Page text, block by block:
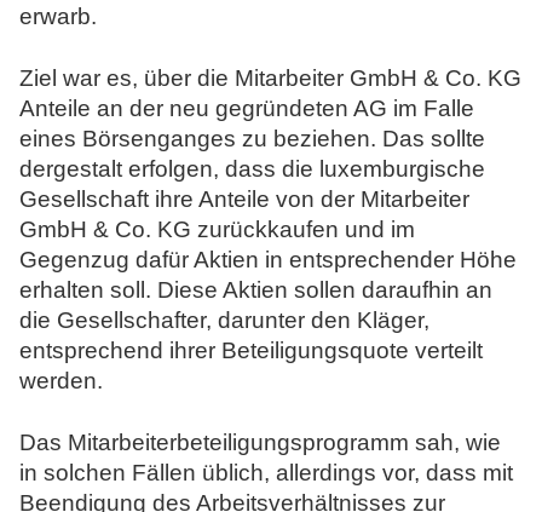
erwarb.
Ziel war es, über die Mitarbeiter GmbH & Co. KG
Anteile an der neu gegründeten AG im Falle
eines Börsenganges zu beziehen. Das sollte
dergestalt erfolgen, dass die luxemburgische
Gesellschaft ihre Anteile von der Mitarbeiter
GmbH & Co. KG zurückkaufen und im
Gegenzug dafür Aktien in entsprechender Höhe
erhalten soll. Diese Aktien sollen daraufhin an
die Gesellschafter, darunter den Kläger,
entsprechend ihrer Beteiligungsquote verteilt
werden.
Das Mitarbeiterbeteiligungsprogramm sah, wie
in solchen Fällen üblich, allerdings vor, dass mit
Beendigung des Arbeitsverhältnisses zur